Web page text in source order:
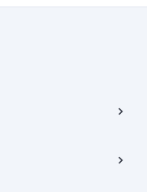
, 트윈트리빌딩) B동 5층
7층, 8층 미소